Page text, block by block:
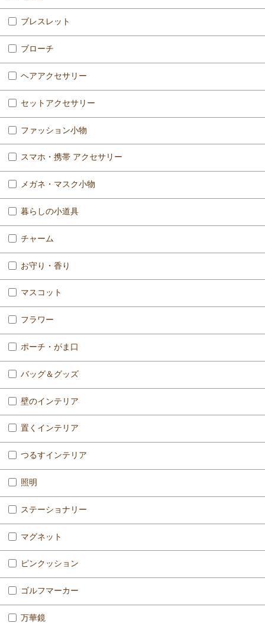
ブレスレット
ブローチ
ヘアアクセサリー
セットアクセサリー
ファッション小物
スマホ・携帯 アクセサリー
メガネ・マスク小物
暮らしの小道具
チャーム
お守り・香り
マスコット
フラワー
ポーチ・がま口
バッグ＆グッズ
壁のインテリア
置くインテリア
つるすインテリア
照明
ステーショナリー
マグネット
ピンクッション
ゴルフマーカー
万華鏡